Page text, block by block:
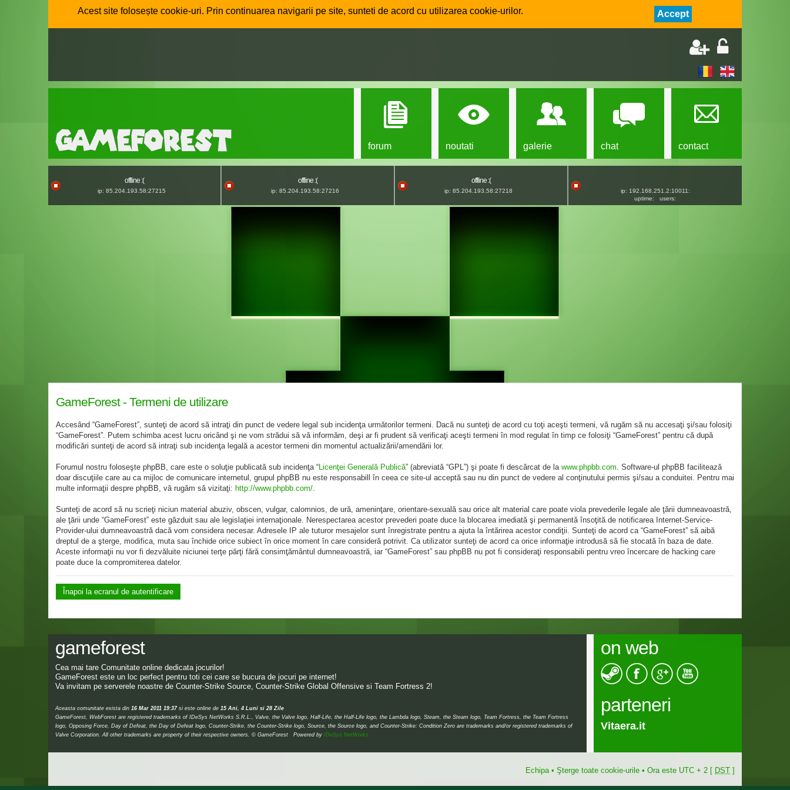
Acest site folosește cookie-uri. Prin continuarea navigarii pe site, sunteti de acord cu utilizarea cookie-urilor. Accept
forum noutati galerie chat contact
offline :(
ip: 85.204.193.58:27215
offline :(
ip: 85.204.193.58:27216
offline :(
ip: 85.204.193.58:27218
ip: 192.168.251.2:10011:
uptime:
users:
GameForest - Termeni de utilizare
Accesând “GameForest”, sunteţi de acord să intraţi din punct de vedere legal sub incidenţa următorilor termeni. Dacă nu sunteţi de acord cu toţi aceşti termeni, vă rugăm să nu accesaţi şi/sau folosiţi
“GameForest”. Putem schimba acest lucru oricând şi ne vom strădui să vă informăm, deşi ar fi prudent să verificaţi aceşti termeni în mod regulat în timp ce folosiţi “GameForest” pentru că după
modificări sunteţi de acord să intraţi sub incidenţa legală a acestor termeni din momentul actualizării/amendării lor.
Forumul nostru foloseşte phpBB, care este o soluţie publicată sub incidenţa “Licenţei Generală Publică” (abreviată “GPL”) şi poate fi descărcat de la www.phpbb.com. Software-ul phpBB facilitează
doar discuţiile care au ca mijloc de comunicare internetul, grupul phpBB nu este responsabill în ceea ce site-ul acceptă sau nu din punct de vedere al conţinutului permis şi/sau a conduitei. Pentru mai
multe informaţii despre phpBB, vă rugăm să vizitaţi: http://www.phpbb.com/.
Sunteţi de acord să nu scrieţi niciun material abuziv, obscen, vulgar, calomnios, de ură, ameninţare, orientare-sexuală sau orice alt material care poate viola prevederile legale ale ţării dumneavoastră,
ale ţării unde “GameForest” este găzduit sau ale legislaţiei internaţionale. Nerespectarea acestor prevederi poate duce la blocarea imediată şi permanentă însoţită de notificarea Internet-Service-
Provider-ului dumneavoastră dacă vom considera necesar. Adresele IP ale tuturor mesajelor sunt înregistrate pentru a ajuta la întărirea acestor condiţii. Sunteţi de acord ca “GameForest” să aibă
dreptul de a şterge, modifica, muta sau închide orice subiect în orice moment în care consideră potrivit. Ca utilizator sunteţi de acord ca orice informaţie introdusă să fie stocată în baza de date.
Aceste informaţii nu vor fi dezvăluite niciunei terţe părţi fără consimţământul dumneavoastră, iar “GameForest” sau phpBB nu pot fi consideraţi responsabili pentru vreo încercare de hacking care
poate duce la compromiterea datelor.
Înapoi la ecranul de autentificare
gameforest
Cea mai tare Comunitate online dedicata jocurilor!
GameForest este un loc perfect pentru toti cei care se bucura de jocuri pe internet!
Va invitam pe serverele noastre de Counter-Strike Source, Counter-Strike Global Offensive si Team Fortress 2!
Aceasta comunitate exista din 16 Mar 2011 19:37si este online de 15 Ani, 4 Luni si 28 Zile
GameForest, WebForest are registered trademarks of IDeSys NetWorks S.R.L., Valve, the Valve logo, Half-Life, the Half-Life logo, the Lambda logo, Steam, the Steam logo, Team Fortress, the Team Fortress
logo, Opposing Force, Day of Defeat, the Day of Defeat logo, Counter-Strike, the Counter-Strike logo, Source, the Source logo, and Counter-Strike: Condition Zero are trademarks and/or registered trademarks of
Valve Corporation. All other trademarks are property of their respective owners. © GameForest Powered by IDeSys NetWorks
on web
parteneri
Vitaera.it
Echipa • Şterge toate cookie-urile • Ora este UTC + 2 [ DST ]